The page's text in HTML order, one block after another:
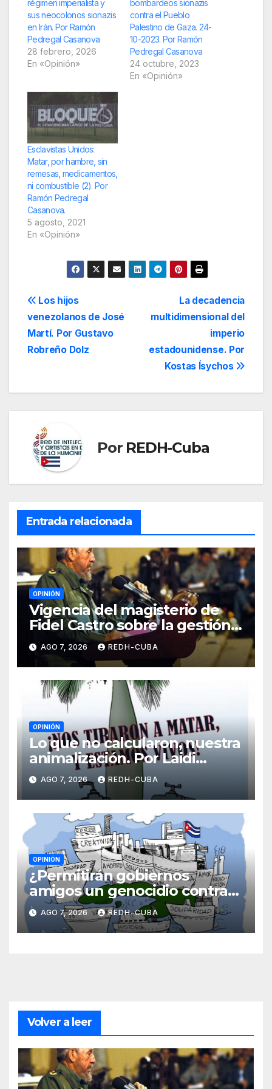
régimen imperialista y
sus neocolonos sionazis
en Irán. Por Ramón
Pedregal Casanova
28 febrero, 2026
En «Opinión»
bombardeos sionazis
contra el Pueblo
Palestino de Gaza. 24-
10-2023. Por Ramón
Pedregal Casanova
24 octubre, 2023
En «Opinión»
Esclavistas Unidos:
Matar, por hambre, sin
remesas, medicamentos,
ni combustible (2). Por
Ramón Pedregal
Casanova.
5 agosto, 2021
En «Opinión»
Navegación
de
entradas
La decadencia
multidimensional del
imperio
estadounidense. Por
Kostas Ísychos
Los hijos
venezolanos de José
Martí. Por Gustavo
Robreño Dolz
Por REDH-Cuba
Entrada relacionada
OPINIÓN
Vigencia del magisterio de
Fidel Castro sobre la gestión
del liderazgo revolucionario.
Por Jorge Luís Guach Estévez
AGO 7, 2026 REDH-CUBA
OPINIÓN
Lo que no calcularon, nuestra
animalización. Por Laidi
Fernández de Juan
AGO 7, 2026 REDH-CUBA
OPINIÓN
¿Permitirán gobiernos
amigos un genocidio contra
Cuba? Por Hedelberto López
Blanch
AGO 7, 2026 REDH-CUBA
Volver a leer